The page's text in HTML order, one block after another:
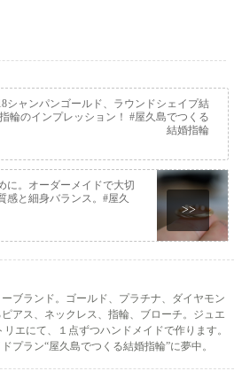
シャンパンゴールド、ラウンドシェイプ結
輪のインプレッション！ #屋久島でつくる
結婚指輪
>>
に。オーダーメイドで大切
感と細身バランス。#屋久
ブランド。ゴールド、プラチナ、ダイヤモン
アス、ネックレス、指輪、ブローチ。ジュエ
エにて、１点ずつハンドメイドで作ります。
プラン“屋久島でつくる結婚指輪”に夢中。